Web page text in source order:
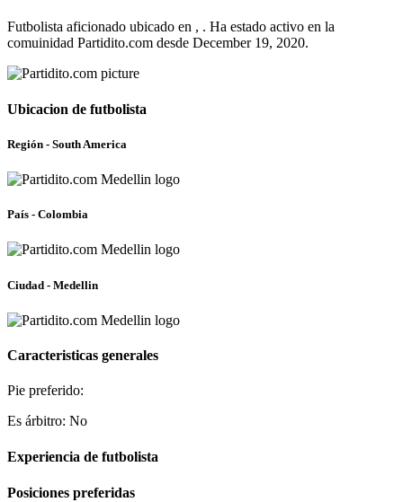
Futbolista aficionado ubicado en , . Ha estado activo en la
comuinidad Partidito.com desde December 19, 2020.
Ubicacion de futbolista
Región - South America
País - Colombia
Ciudad - Medellin
Caracteristicas generales
Pie preferido:
Es árbitro: No
Experiencia de futbolista
Posiciones preferidas